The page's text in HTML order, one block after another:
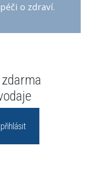
o zdraví.